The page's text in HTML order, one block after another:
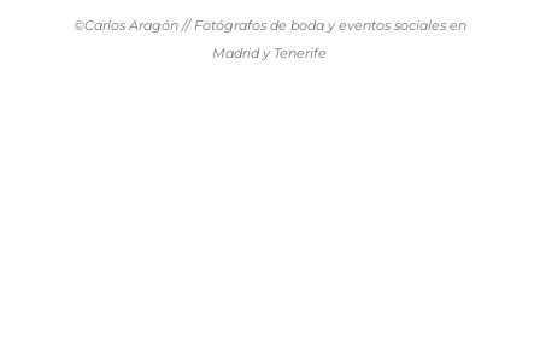
©Carlos Aragón // Fotógrafos de boda y eventos sociales en
Madrid y Tenerife